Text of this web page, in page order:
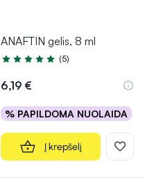
ANAFTIN gelis, 8 ml
Įvertinimas 5.0 iš 5
(5)
6,19 €
% PAPILDOMA NUOLAIDA
Į krepšelį